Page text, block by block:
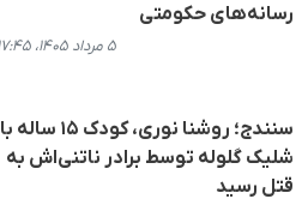
رسانه‌های حکومتی
۵ مرداد ۱۴۰۵، ۱۷:۴۵
سنندج؛ روشنا نوری، کودک ۱۵ ساله با
شلیک گلوله توسط برادر ناتنی‌اش به
قتل رسید